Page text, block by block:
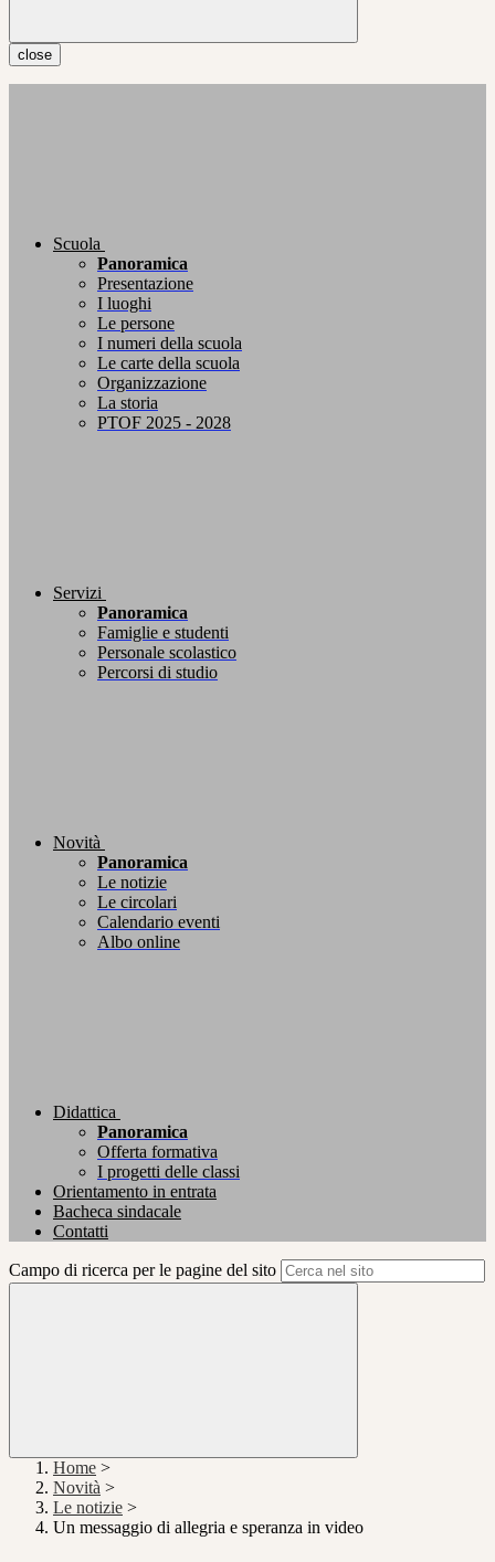
close
Scuola
Panoramica
Presentazione
I luoghi
Le persone
I numeri della scuola
Le carte della scuola
Organizzazione
La storia
PTOF 2025 - 2028
Servizi
Panoramica
Famiglie e studenti
Personale scolastico
Percorsi di studio
Novità
Panoramica
Le notizie
Le circolari
Calendario eventi
Albo online
Didattica
Panoramica
Offerta formativa
I progetti delle classi
Orientamento in entrata
Bacheca sindacale
Contatti
Campo di ricerca per le pagine del sito
Home >
Novità >
Le notizie >
Un messaggio di allegria e speranza in video